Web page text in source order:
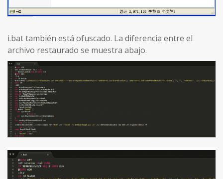
i.bat también está ofuscado. La diferencia entre el
archivo restaurado se muestra abajo.